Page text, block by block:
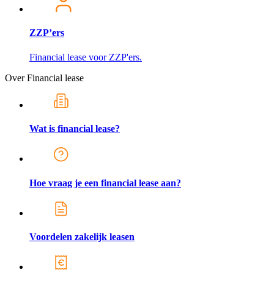
ZZP’ers
Financial lease voor ZZP'ers.
Over Financial lease
Wat is financial lease?
Hoe vraag je een financial lease aan?
Voordelen zakelijk leasen